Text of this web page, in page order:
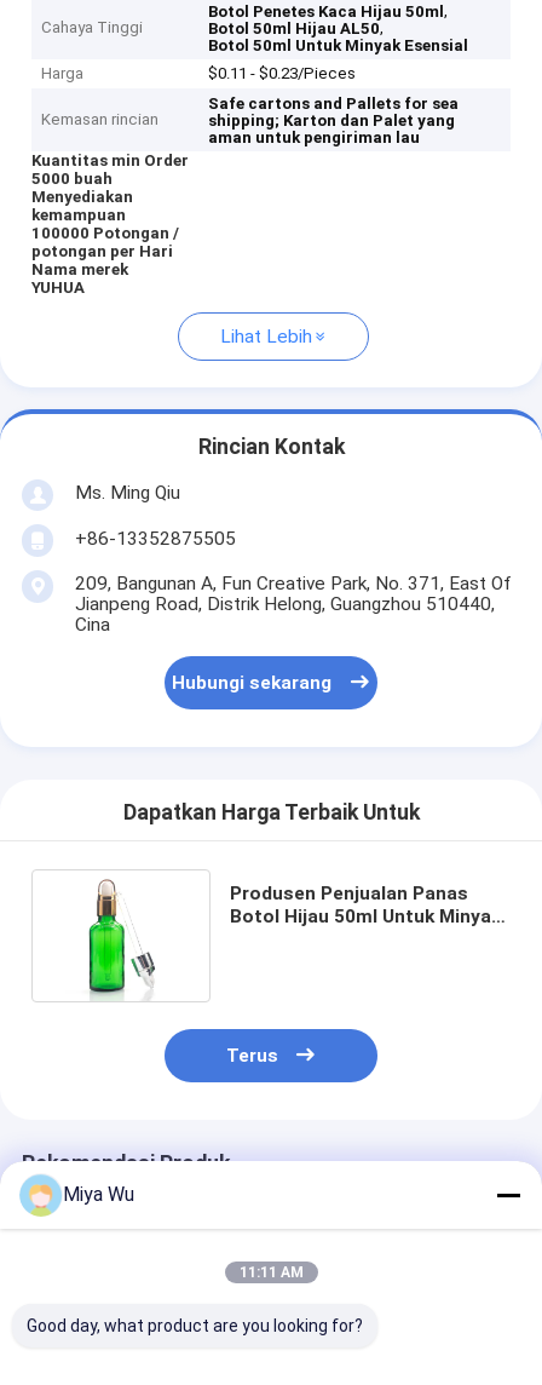
Cahaya Tinggi
Botol Penetes Kaca Hijau 50ml,
Botol 50ml Hijau AL50,
Botol 50ml Untuk Minyak Esensial
Harga
$0.11 - $0.23/Pieces
Kemasan rincian
Safe cartons and Pallets for sea
shipping; Karton dan Palet yang
aman untuk pengiriman lau
Kuantitas min Order
5000 buah
Menyediakan
kemampuan
100000 Potongan /
potongan per Hari
Nama merek
YUHUA
Lihat Lebih
Rincian Kontak
Ms. Ming Qiu
+86-13352875505
209, Bangunan A, Fun Creative Park, No. 371, East Of
Jianpeng Road, Distrik Helong, Guangzhou 510440,
Cina
Hubungi sekarang
Dapatkan Harga Terbaik Untuk
Produsen Penjualan Panas
Botol Hijau 50ml Untuk Minyak
Terus
Rekomendasi Produk
Miya Wu
11:11 AM
Good day, what product are you looking for?